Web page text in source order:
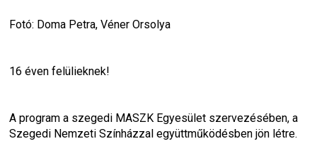
Fotó: Doma Petra, Véner Orsolya
16 éven felülieknek!
A program a szegedi MASZK Egyesület szervezésében, a
Szegedi Nemzeti Színházzal együttműködésben jön létre.